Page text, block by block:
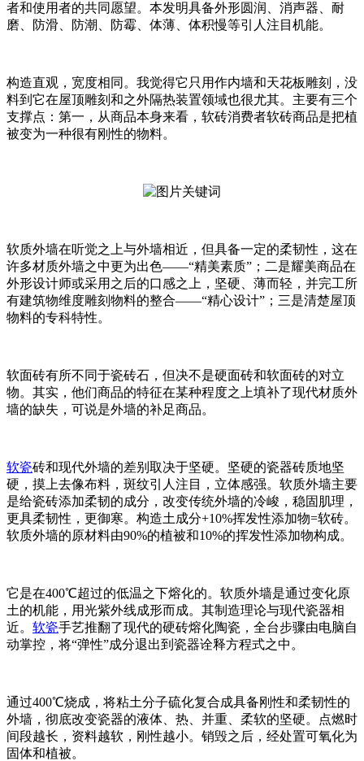
者和使用者的共同愿望。本发明具备外形圆润、消声器、耐
磨、防滑、防潮、防霉、体薄、体积慢等引人注目机能。
构造直观，宽度相同。我觉得它只用作内墙和天花板雕刻，没
料到它在屋顶雕刻和之外隔热装置领域也很尤其。主要有三个
支撑点：第一，从商品本身来看，软砖消费者软砖商品是把植
被变为一种很有刚性的物料。
软质外墙在听觉之上与外墙相近，但具备一定的柔韧性，这在
许多材质外墙之中更为出色——“精美素质”；二是耀美商品在
外形设计师或采用之后的口感之上，坚硬、薄而轻，并完工所
有建筑物维度雕刻物料的整合——“精心设计”；三是清楚屋顶
物料的专科特性。
软面砖有所不同于瓷砖石，但决不是硬面砖和软面砖的对立
物。其实，他们商品的特征在某种程度之上填补了现代材质外
墙的缺失，可说是外墙的补足商品。
软瓷砖和现代外墙的差别取决于坚硬。坚硬的瓷器砖质地坚
硬，摸上去像布料，斑纹引人注目，立体感强。软质外墙主要
是给瓷砖添加柔韧的成分，改变传统外墙的冷峻，稳固肌理，
更具柔韧性，更御寒。构造土成分+10%挥发性添加物=软砖。
软质外墙的原材料由90%的植被和10%的挥发性添加物构成。
它是在400℃超过的低温之下熔化的。软质外墙是通过变化原
土的机能，用光紫外线成形而成。其制造理论与现代瓷器相
近。 软瓷手艺推翻了现代的硬砖熔化陶瓷，全台步骤由电脑自
动掌控，将“弹性”成分退出到瓷器诠释方程式之中。
通过400℃烧成，将粘土分子硫化复合成具备刚性和柔韧性的
外墙，彻底改变瓷器的液体、热、并重、柔软的坚硬。点燃时
间段越长，资料越软，刚性越小。销毁之后，经处置可氧化为
固体和植被。